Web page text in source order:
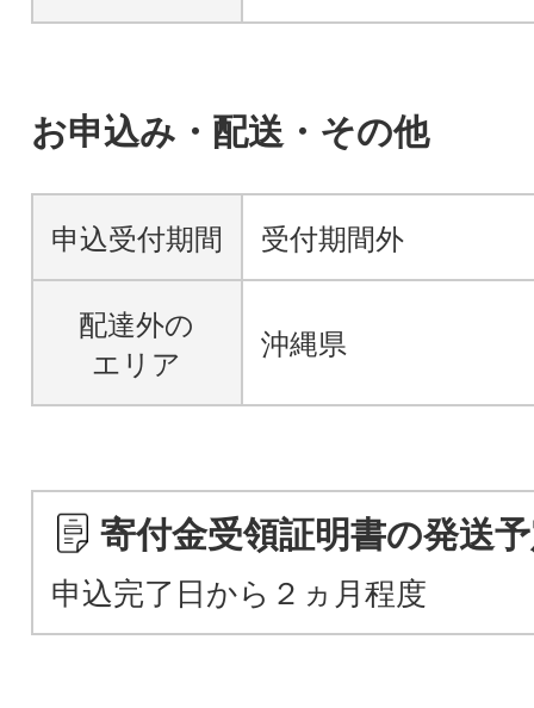
お申込み・配送・その他
申込受付期間 受付期間外
配達外の
エリア
沖縄県
寄付金受領証明書の発送
申込完了日から２ヵ月程度